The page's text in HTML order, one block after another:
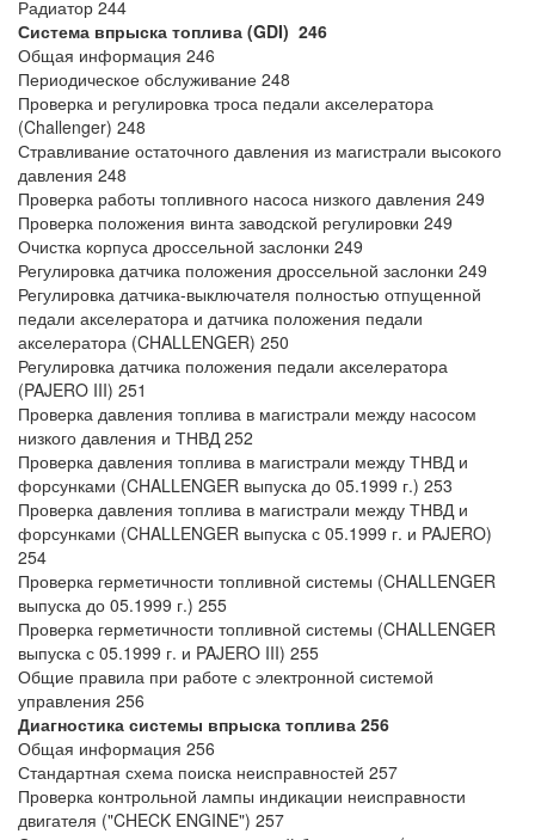
Радиатор 244
Система впрыска топлива (GDI) 246
Общая информация 246
Периодическое обслуживание 248
Проверка и регулировка троса педали акселератора
(Challenger) 248
Стравливание остаточного давления из магистрали высокого
давления 248
Проверка работы топливного насоса низкого давления 249
Проверка положения винта заводской регулировки 249
Очистка корпуса дроссельной заслонки 249
Регулировка датчика положения дроссельной заслонки 249
Регулировка датчика-выключателя полностью отпущенной
педали акселератора и датчика положения педали
акселератора (CHALLENGER) 250
Регулировка датчика положения педали акселератора
(PAJERO III) 251
Проверка давления топлива в магистрали между насосом
низкого давления и ТНВД 252
Проверка давления топлива в магистрали между ТНВД и
форсунками (CHALLENGER выпуска до 05.1999 г.) 253
Проверка давления топлива в магистрали между ТНВД и
форсунками (CHALLENGER выпуска с 05.1999 г. и PAJERO)
254
Проверка герметичности топливной системы (CHALLENGER
выпуска до 05.1999 г.) 255
Проверка герметичности топливной системы (CHALLENGER
выпуска с 05.1999 г. и PAJERO III) 255
Общие правила при работе с электронной системой
управления 256
Диагностика системы впрыска топлива 256
Общая информация 256
Стандартная схема поиска неисправностей 257
Проверка контрольной лампы индикации неисправности
двигателя ("CHECK ENGINE") 257